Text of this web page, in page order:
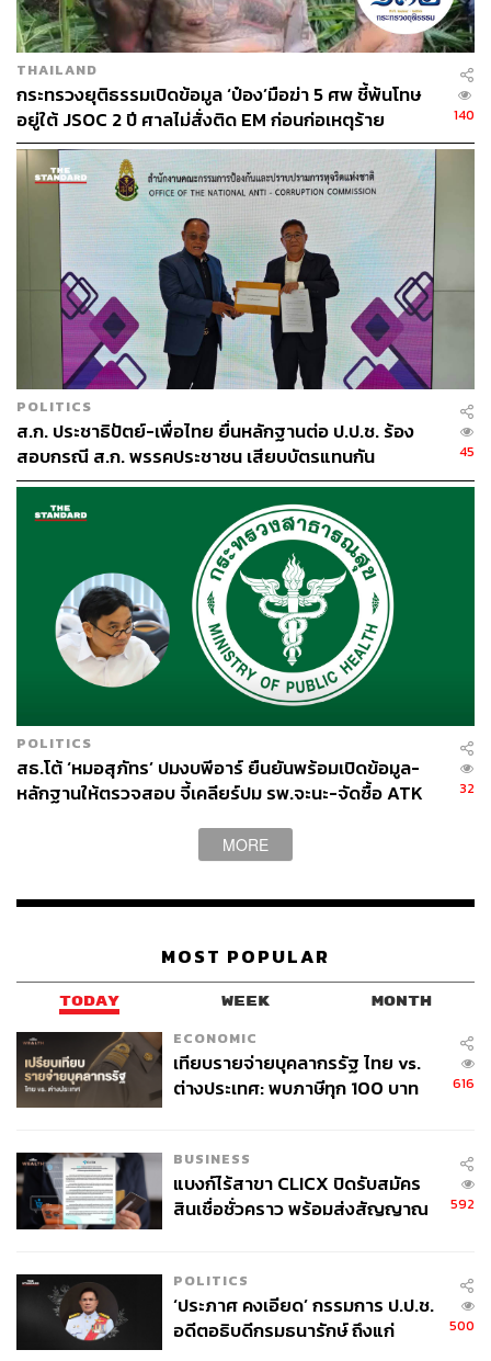
เกาะติดความเคลื่อนไหวเลือกตั้ง 2569: ข่าวล่าสุด บท
วิเคราะห์ กติกาการเลือกตั้ง และรายงานสด ผลการเลือกตั้ง
https://thestandard.co/election2569/
➤ เว็บไซต์เลือกตั้ง 2569 f ▶
THAILAND
กระทรวงยุติธรรมเปิดข้อมูล ‘ป๋อง’มือฆ่า 5 ศพ ชี้พ้นโทษ
อยู่ใต้ JSOC 2 ปี ศาลไม่สั่งติด EM ก่อนก่อเหตุร้าย
140
POLITICS
ส.ก. ประชาธิปัตย์-เพื่อไทย ยื่นหลักฐานต่อ ป.ป.ช. ร้อง
สอบกรณี ส.ก. พรรคประชาชน เสียบบัตรแทนกัน
45
POLITICS
สธ.โต้ ‘หมอสุภัทร’ ปมงบพีอาร์ ยืนยันพร้อมเปิดข้อมูล-
หลักฐานให้ตรวจสอบ จี้เคลียร์ปม รพ.จะนะ-จัดซื้อ ATK
32
MORE
MOST POPULAR
TODAY WEEK MONTH
ECONOMIC
เทียบรายจ่ายบุคลากรรัฐ ไทย vs.
ต่างประเทศ: พบภาษีทุก 100 บาท
616
BUSINESS
แบงก์ไร้สาขา CLICX ปิดรับสมัคร
สินเชื่อชั่วคราว พร้อมส่งสัญญาณ
592
POLITICS
‘ประภาศ คงเอียด’ กรรมการ ป.ป.ช.
อดีตอธิบดีกรมธนารักษ์ ถึงแก่
500